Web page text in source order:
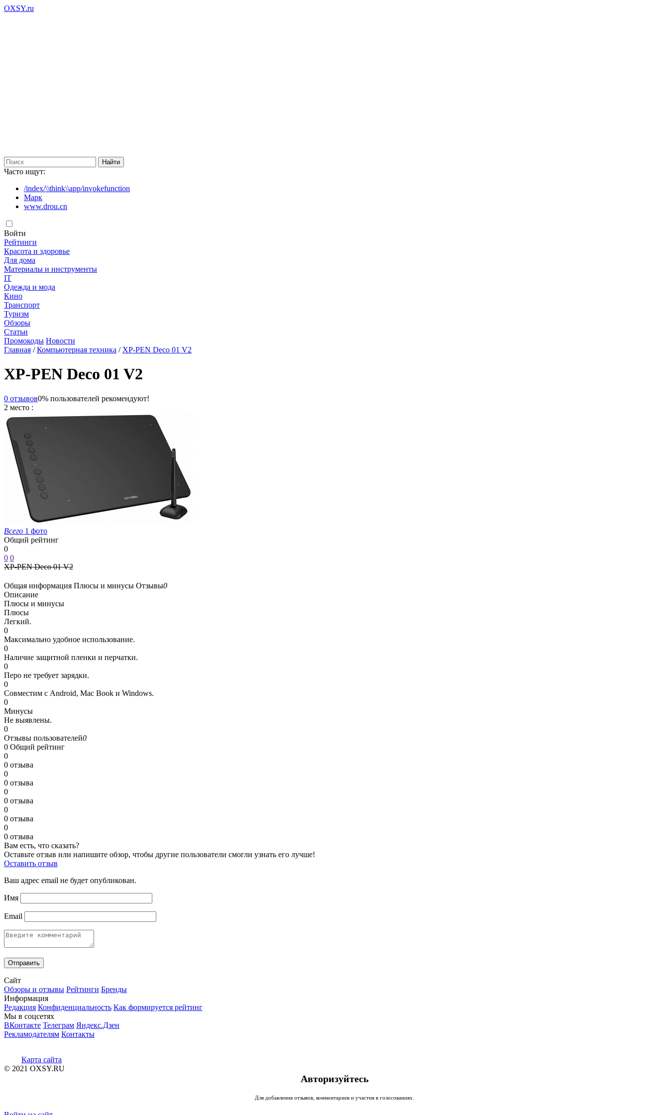
OXSY.ru
Часто ищут:
/index/\\think\\app/invokefunction
Марк
www.drou.cn
Войти
Рейтинги
Красота и здоровье
Для дома
Материалы и инструменты
IT
Одежда и мода
Кино
Транспорт
Туризм
Обзоры
Статьи
Промокоды Новости
Главная /Компьютерная техника / XP-PEN Deco 01 V2
XP-PEN Deco 01 V2
0 отзывов0% пользователей рекомендуют!
2 место :
Всего 1 фото
Общий рейтинг
0
0 0
XP-PEN Deco 01 V2
Общая информация Плюсы и минусы Отзывы0
Описание
Плюсы и минусы
Плюсы
Легкий.
0
Максимально удобное использование.
0
Наличие защитной пленки и перчатки.
0
Перо не требует зарядки.
0
Совместим с Android, Mac Book и Windows.
0
Минусы
Не выявлены.
0
Отзывы пользователей0
0 Общий рейтинг
0
0 отзыва
0
0 отзыва
0
0 отзыва
0
0 отзыва
0
0 отзыва
Вам есть, что сказать?
Оставьте отзыв или напишите обзор, чтобы другие пользователи смогли узнать его лучше!
Оставить отзыв
Ваш адрес email не будет опубликован.
Имя
Email
Сайт
Обзоры и отзывы Рейтинги Бренды
Информация
Редакция Конфиденциальность Как формируется рейтинг
Мы в соцсетях
ВКонтакте Телеграм Яндекс.Дзен
Рекламодателям Контакты
Карта сайта
© 2021 OXSY.RU
Авторизуйтесь
Для добавления отзывов, комментариев и участия в голосованиях.